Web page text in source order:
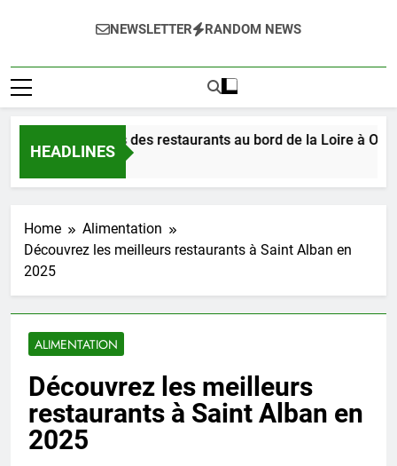
NEWSLETTER RANDOM NEWS
HEADLINES
les délices des restaurants au bord de la Loire à Orléans
Home
Alimentation
Découvrez les meilleurs restaurants à Saint Alban en
2025
ALIMENTATION
Découvrez les meilleurs
restaurants à Saint Alban en
2025